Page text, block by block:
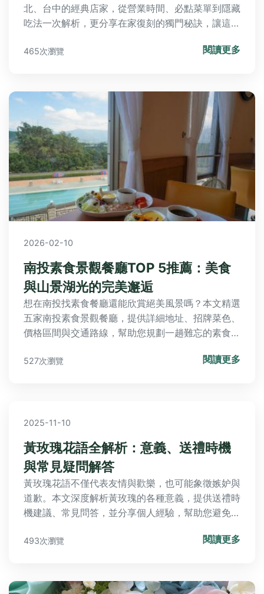
北、台中的經典店家，從營業時間、必點菜單到隱藏
吃法一次解析，更分享在家復刻的獨門秘訣，讓這道
465次瀏覽 閱讀更多
2026-02-10
南投素食景觀餐廳TOP 5推薦：美食
與山景湖光的完美邂逅
想在南投找素食餐廳還能欣賞絕美風景嗎？本文精選
五家南投素食景觀餐廳，提供詳細地址、招牌菜色、
價格區間與交通路線，幫助您規劃一趟難忘的素食美
527次瀏覽 閱讀更多
2025-11-10
黃玫瑰花語全解析：意義、送禮時機
與常見疑問解答
黃玫瑰花語不僅代表友情與歡樂，也可能象徵嫉妒與
道歉。本文深度解析黃玫瑰的各種意義，提供送禮時
機建議、常見問答，並分享個人經驗，幫助您避免誤
台灣本地觀點，讓您徹底了解黃玫瑰花語的奧秘。
493次瀏覽 閱讀更多